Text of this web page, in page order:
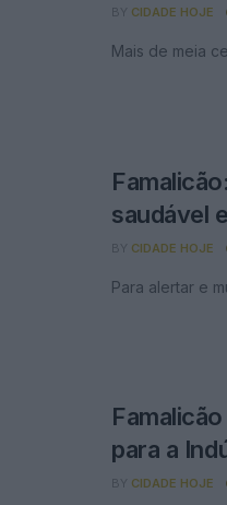
BY CIDADE HOJE
Mais de meia
saudável
BY CIDADE HOJE
Para alertar e
para a
BY CIDADE HOJE